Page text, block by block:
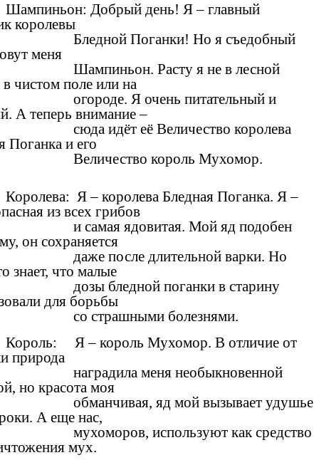
Шампиньон: Добрый день! Я – главный
королевы
Бледной Поганки! Но я съедобный
меня
Шампиньон. Расту я не в лесной
чистом поле или на
огороде. Я очень питательный и
А теперь внимание –
сюда идёт её Величество королева
Поганка и его
Величество король Мухомор.
Королева: Я – королева Бледная Поганка. Я –
из всех грибов
и самая ядовитая. Мой яд подобен
он сохраняется
даже после длительной варки. Но
знает, что малые
дозы бледной поганки в старину
для борьбы
со страшными болезнями.
Король: Я – король Мухомор. В отличие от
природа
наградила меня необыкновенной
но красота моя
обманчивая, яд мой вызывает удушье
А еще нас,
мухоморов, используют как средство
мух.